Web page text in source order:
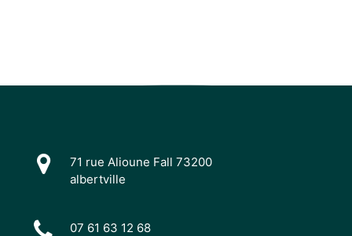
71 rue Alioune Fall 73200
albertville
07 61 63 12 68